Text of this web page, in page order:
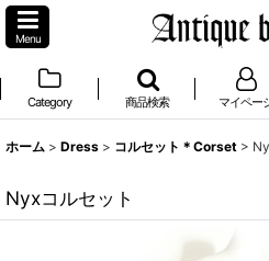
Menu
Category 商品検索 マイペー
ホーム > Dress > コルセット＊Corset >
Nyxコルセット